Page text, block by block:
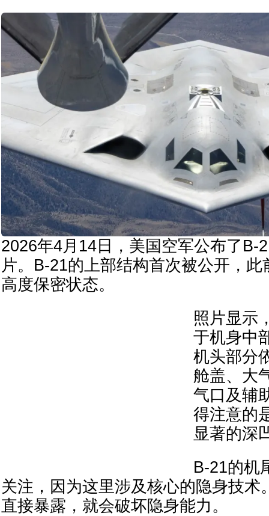
2026年4月14日，美国空军公布了B-
片。B-21的上部结构首次被公开，
高度保密状态。
照片显示
于机身中
机头部分
舱盖、大
气口及辅
得注意的
显著的深
B-21的机
关注，因为这里涉及核心的隐身技术
直接暴露，就会破坏隐身能力。